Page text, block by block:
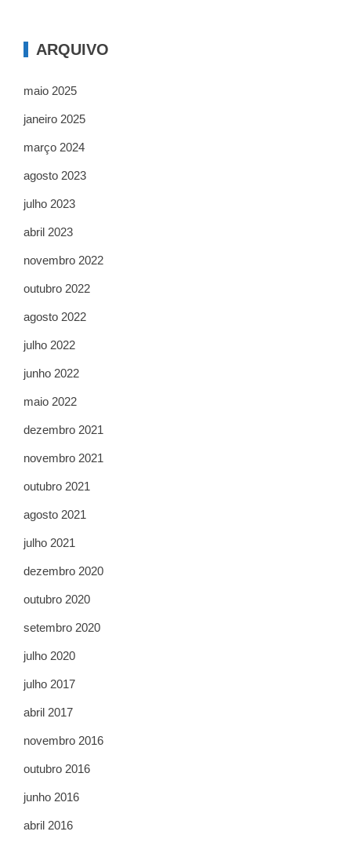
ARQUIVO
maio 2025
janeiro 2025
março 2024
agosto 2023
julho 2023
abril 2023
novembro 2022
outubro 2022
agosto 2022
julho 2022
junho 2022
maio 2022
dezembro 2021
novembro 2021
outubro 2021
agosto 2021
julho 2021
dezembro 2020
outubro 2020
setembro 2020
julho 2020
julho 2017
abril 2017
novembro 2016
outubro 2016
junho 2016
abril 2016